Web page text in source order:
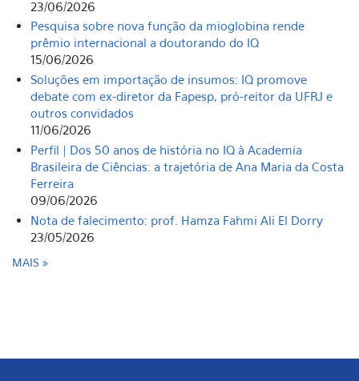
23/06/2026
Pesquisa sobre nova função da mioglobina rende
prêmio internacional a doutorando do IQ
15/06/2026
Soluções em importação de insumos: IQ promove
debate com ex-diretor da Fapesp, pró-reitor da UFRJ e
outros convidados
11/06/2026
Perfil | Dos 50 anos de história no IQ à Academia
Brasileira de Ciências: a trajetória de Ana Maria da Costa
Ferreira
09/06/2026
Nota de falecimento: prof. Hamza Fahmi Ali El Dorry
23/05/2026
MAIS